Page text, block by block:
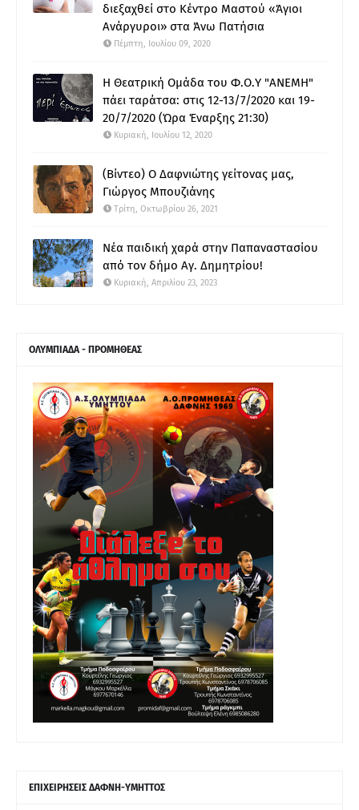
διεξαχθεί στο Κέντρο Μαστού «Άγιοι
Ανάργυροι» στα Άνω Πατήσια
Πέμπτη, Ιουλίου 09, 2020
Η Θεατρική Ομάδα του Φ.Ο.Υ "ΑΝΕΜΗ"
πάει ταράτσα: στις 12-13/7/2020 και 19-
20/7/2020 (Ώρα Έναρξης 21:30)
Κυριακή, Ιουλίου 12, 2020
(Βίντεο) Ο Δαφνιώτης γείτονας μας,
Γιώργος Μπουζιάνης
Τρίτη, Οκτωβρίου 26, 2021
Νέα παιδική χαρά στην Παπαναστασίου
από τον δήμο Αγ. Δημητρίου!
Κυριακή, Απριλίου 23, 2023
ΟΛΥΜΠΙΑΔΑ - ΠΡΟΜΗΘΕΑΣ
ΕΠΙΧΕΙΡΗΣΕΙΣ ΔΑΦΝΗ-ΥΜΗΤΤΟΣ